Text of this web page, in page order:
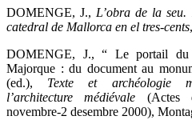
DOMENGE, J., L’obra de la seu.
catedral de Mallorca en el tres-cents
DOMENGE, J., “ Le portail du
Majorque : du document au
(ed.), Texte et archéologie
l’architecture médiévale
(Actes
novembre-2 desembre 2000),